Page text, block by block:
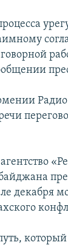
который